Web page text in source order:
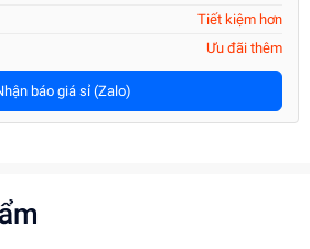
Tiết kiệm hơn
Ưu đãi thêm
báo giá sỉ (Zalo)